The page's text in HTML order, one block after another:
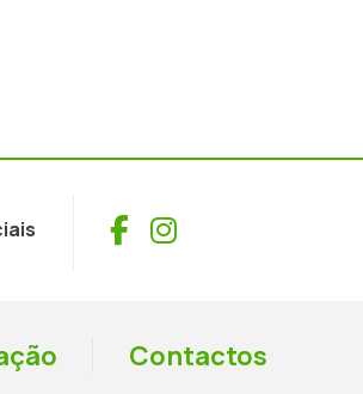
Facebook
Instagram
Contactos